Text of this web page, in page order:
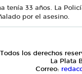
tenía 33 años. La
por el asesino.
los derechos
La Plata
Correo: